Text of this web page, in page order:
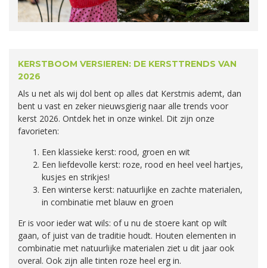
KERSTBOOM VERSIEREN: DE KERSTTRENDS VAN
2026
Als u net als wij dol bent op alles dat Kerstmis ademt, dan
bent u vast en zeker nieuwsgierig naar alle trends voor
kerst 2026. Ontdek het in onze winkel. Dit zijn onze
favorieten:
Een klassieke kerst: rood, groen en wit
Een liefdevolle kerst: roze, rood en heel veel hartjes,
kusjes en strikjes!
Een winterse kerst: natuurlijke en zachte materialen,
in combinatie met blauw en groen
Er is voor ieder wat wils: of u nu de stoere kant op wilt
gaan, of juist van de traditie houdt. Houten elementen in
combinatie met natuurlijke materialen ziet u dit jaar ook
overal. Ook zijn alle tinten roze heel erg in.